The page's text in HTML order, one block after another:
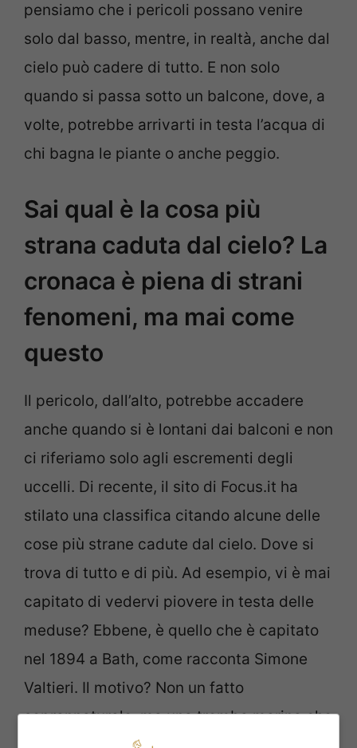
pensiamo che i pericoli possano venire
solo dal basso, mentre, in realtà, anche dal
cielo può cadere di tutto. E non solo
quando si passa sotto un balcone, dove, a
volte, potrebbe arrivarti in testa l’acqua di
chi bagna le piante o anche peggio.
Sai qual è la cosa più
strana caduta dal cielo? La
cronaca è piena di strani
fenomeni, ma mai come
questo
Il pericolo, dall’alto, potrebbe accadere
anche quando si è lontani dai balconi e non
ci riferiamo solo agli escrementi degli
uccelli. Di recente, il sito di Focus.it ha
stilato una classifica citando alcune delle
cose più strane cadute dal cielo. Dove si
trova di tutto e di più. Ad esempio, vi è mai
capitato di vedervi piovere in testa delle
meduse? Ebbene, è quello che è capitato
nel 1894 a Bath, come racconta Simone
Valtieri. Il motivo? Non un fatto
soprannaturale, ma una tromba marina che